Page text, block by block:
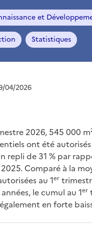
et
Statistiques
04/2026
2026, 545 000
ont été
repli de 31 % par
Comparé à la
au 1er
le cumul au 1er
en forte